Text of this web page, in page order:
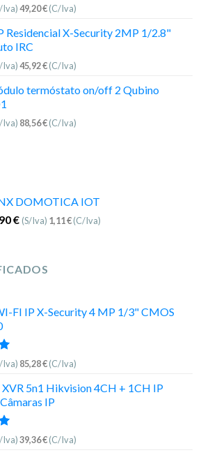
Iva)49,20€(C/Iva)
Residencial X-Security 2MP 1/2.8"
IRC
Iva)45,92€(C/Iva)
termóstato on/off 2 Qubino
Iva) 88,56€(C/Iva)
DOMOTICA IOT
€ (S/Iva) 1,11€(C/Iva)
FI IP X-Security 4 MP 1/3" CMOS
Iva) 85,28€(C/Iva)
5n1 Hikvision 4CH + 1CH IP
IP
Iva)39,36€(C/Iva)